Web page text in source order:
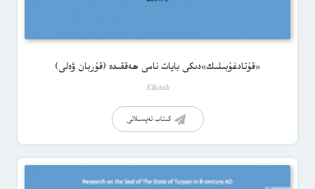
«قۇتادغۇبىلىك»دىكى بايات نامى ھەققىدە (قۇربان ۋەلى)
Elkitab
كىتاب تەپسىلاتى